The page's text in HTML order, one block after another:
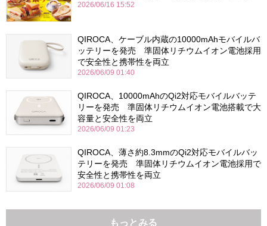
2026/06/16 15:52
QIROCA、ケーブル内蔵の10000mAhモバイルバ
ッテリーを発売 準固体リチウムイオン電池採用
で安全性と携帯性を両立
2026/06/09 01:40
QIROCA、10000mAhのQi2対応モバイルバッテ
リーを発売 準固体リチウムイオン電池搭載で大
容量と安全性を両立
2026/06/09 01:23
QIROCA、薄さ約8.3mmのQi2対応モバイルバッ
テリーを発売 準固体リチウムイオン電池採用で
安全性と携帯性を両立
2026/06/09 01:08
もっとみる